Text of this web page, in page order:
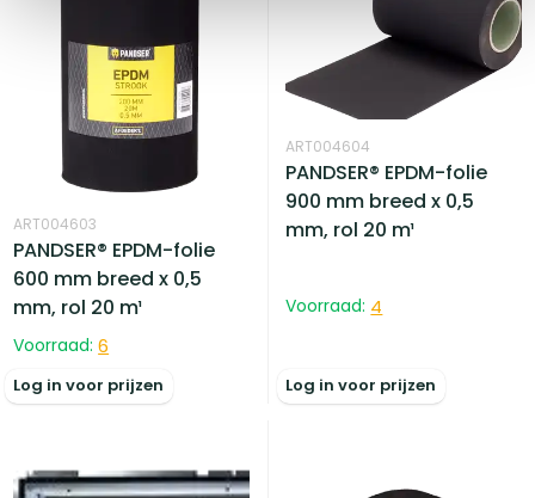
ART004603
PANDSER® EPDM-folie
600 mm breed x 0,5
mm, rol 20 m¹
Voorraad: 6
Log in voor prijzen
ART004604
PANDSER® EPDM-folie
900 mm breed x 0,5
mm, rol 20 m¹
Voorraad: 4
Log in voor prijzen